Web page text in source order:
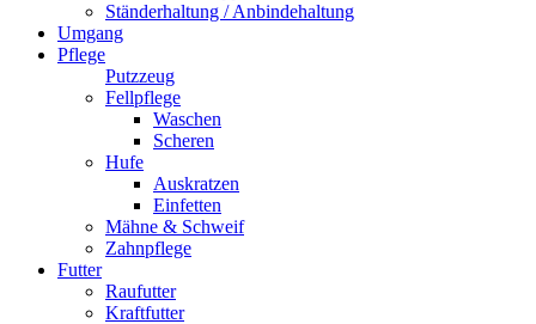
Ständerhaltung / Anbindehaltung
Umgang
Pflege
Putzzeug
Fellpflege
Waschen
Scheren
Hufe
Auskratzen
Einfetten
Mähne & Schweif
Zahnpflege
Futter
Raufutter
Kraftfutter